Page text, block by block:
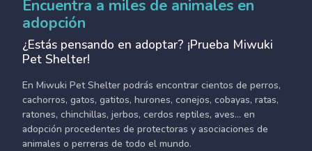
Encuentra a miles de animales en
adopción
¿Estás pensando en adoptar? ¡Prueba Miwuki
Pet Shelter!
En Miwuki Pet Shelter podrás encontrar cientos de perros,
cachorros, gatos, gatitos, hurones, conejos, cobayas, ratas,
ratones, chinchillas, jerbos, cerdos reptiles, aves... en
adopción procedentes de protectoras y asociaciones de
animales o perreras de todo el mundo.